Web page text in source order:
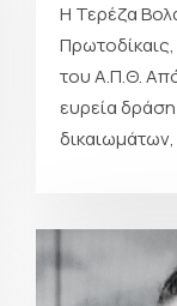
Η Τερέζα
του Α.Π.Θ. Από
ευρεία
δικαιωμάτων,